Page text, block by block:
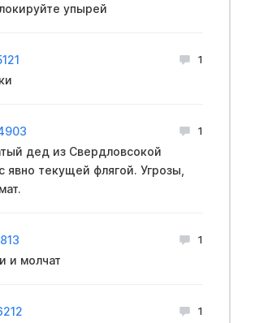
упырей
1
1
дед из Свердловсокой
явно текущей флягой. Угрозы,
1
и молчат
1